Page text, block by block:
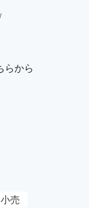
らから
小売